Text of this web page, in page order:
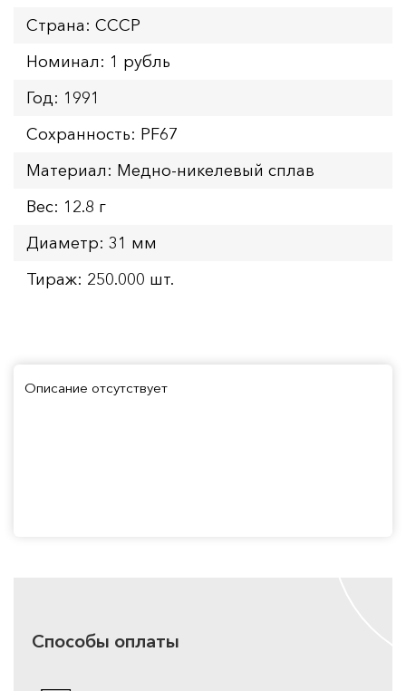
Страна: СССР
Номинал: 1 рубль
Год: 1991
Сохранность: PF67
Материал: Медно-никелевый сплав
Вес: 12.8 г
Диаметр: 31 мм
Тираж: 250.000 шт.
Описание отсутствует
Способы оплаты